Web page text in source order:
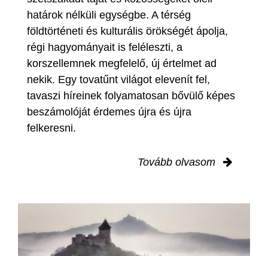
határok nélküli egységbe. A térség
földtörténeti és kulturális örökségét ápolja,
régi hagyományait is feléleszti, a
korszellemnek megfelelő, új értelmet ad
nekik. Egy tovatűnt világot elevenít fel,
tavaszi híreinek folyamatosan bővülő képes
beszámolóját érdemes újra és újra
felkeresni.
Tovább olvasom